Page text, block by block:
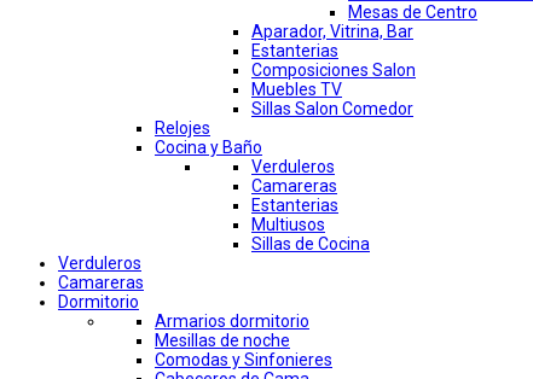
Mesas de Centro
Aparador, Vitrina, Bar
Estanterias
Composiciones Salon
Muebles TV
Sillas Salon Comedor
Relojes
Cocina y Baño
Verduleros
Camareras
Estanterias
Multiusos
Sillas de Cocina
Verduleros
Camareras
Dormitorio
Armarios dormitorio
Mesillas de noche
Comodas y Sinfonieres